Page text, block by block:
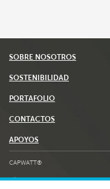
SOBRE NOSOTROS
SOSTENIBILIDAD
PORTAFOLIO
CONTACTOS
APOYOS
CAPWATT®
TÉRMINOS & CONDICIONES